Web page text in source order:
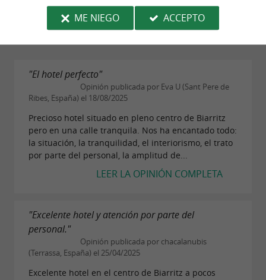
Limpieza
"El hotel perfecto"
Opinión publicada por Eva U (Sant Pere de
Ribes, España) el 18/08/2025
Precioso hotel situado en pleno centro de Biarritz
pero en una calle tranquila. Nos ha encantado todo:
la situación, la tranquilidad, el interiorismo, el trato
por parte del personal, la amplitud de...
LEER LA OPINIÓN COMPLETA
"Excelente hotel y atención por parte del
personal."
Opinión publicada por chacalanubis
(Terrassa, España) el 25/04/2025
Excelente hotel en el centro de Biarritz a pocos
ME NIEGO
ACCEPTO